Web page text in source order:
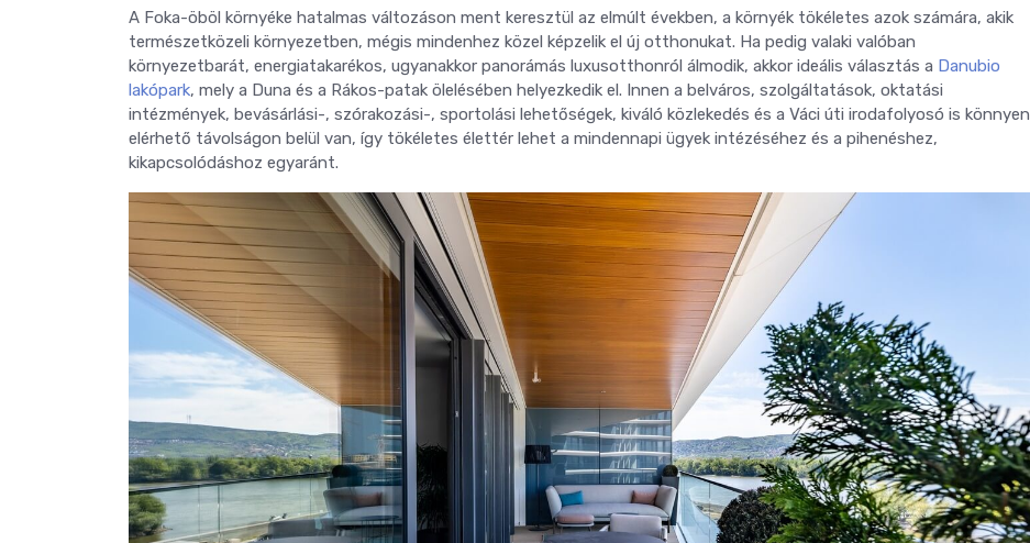
A Foka-öböl környéke hatalmas változáson ment keresztül az elmúlt években, a környék tökéletes azok számára, akik
természetközeli környezetben, mégis mindenhez közel képzelik el új otthonukat. Ha pedig valaki valóban
környezetbarát, energiatakarékos, ugyanakkor panorámás luxusotthonról álmodik, akkor ideális választás a Danubio
lakópark, mely a Duna és a Rákos-patak ölelésében helyezkedik el. Innen a belváros, szolgáltatások, oktatási
intézmények, bevásárlási-, szórakozási-, sportolási lehetőségek, kiváló közlekedés és a Váci úti irodafolyosó is könnyen
elérhető távolságon belül van, így tökéletes élettér lehet a mindennapi ügyek intézéséhez és a pihenéshez,
kikapcsolódáshoz egyaránt.